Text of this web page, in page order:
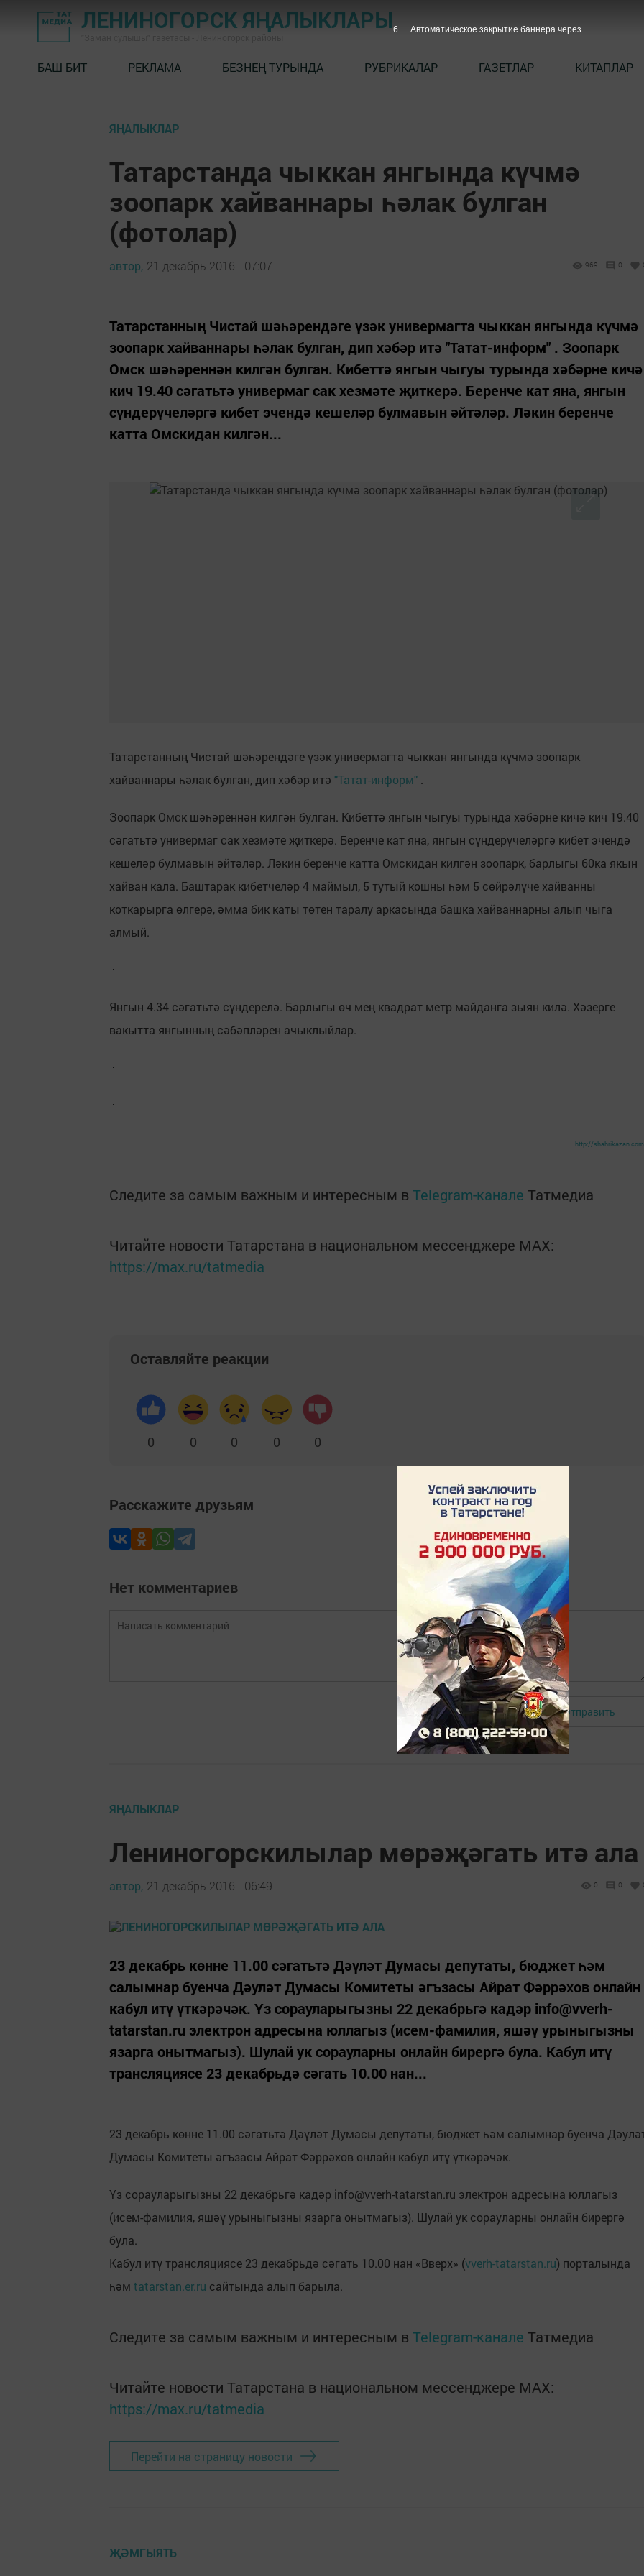
ЛЕНИНОГОРСК ЯҢАЛЫКЛАРЫ
БАШ БИТ РЕКЛАМА БЕЗНЕҢ ТУРЫНДА РУБРИКАЛАР ГАЗЕТЛАР КИТАПЛАР
ЯҢАЛЫКЛАР
Татарстанда чыккан янгында күчмә
зоопарк хайваннары һәлак булган
(фотолар)
автор, 21 декабрь 2016 - 07:07 969 0
Татарстанның Чистай шәһәрендәге үзәк универмагта чыккан янгында күчмә
зоопарк хайваннары һәлак булган, дип хәбәр итә "Татат-информ" . Зоопарк
Омск шәһәреннән килгән булган. Кибеттә янгын чыгуы турында хәбәрне кичә
кич 19.40 сәгатьтә универмаг сак хезмәте җиткерә. Беренче кат яна, янгын
сүндерүчеләргә кибет эчендә кешеләр булмавын әйтәләр. Ләкин беренче
катта Омскидан килгән...
Татарстанның Чистай шәһәрендәге үзәк универмагта чыккан янгында күчмә зоопарк
хайваннары һәлак булган, дип хәбәр итә "Татат-информ" .
Зоопарк Омск шәһәреннән килгән булган. Кибеттә янгын чыгуы турында хәбәрне кичә кич 19.40
сәгатьтә универмаг сак хезмәте җиткерә. Беренче кат яна, янгын сүндерүчеләргә кибет эчендә
кешеләр булмавын әйтәләр. Ләкин беренче катта Омскидан килгән зоопарк, барлыгы 60ка якын
хайван кала. Баштарак кибетчеләр 4 маймыл, 5 тутый кошны һәм 5 сөйрәлүче хайванны
коткарырга өлгерә, әмма бик каты төтен таралу аркасында башка хайваннарны алып чыга
алмый.
Янгын 4.34 сәгатьтә сүндерелә. Барлыгы өч мең квадрат метр мәйданга зыян килә. Хәзерге
вакытта янгынның сәбәпләрен ачыклыйлар.
http://
Следите за самым важным и интересным в Telegram-канале Татмедиа
Читайте новости Татарстана в национальном мессенджере MАХ:
https://max.ru/tatmedia
Оставляйте реакции
0 0 0 0 0
Расскажите друзьям
Нет комментариев
Авторизоваться Отправить
ЯҢАЛЫКЛАР
Лениногорскилылар мөрәҗәгать итә ала
автор, 21 декабрь 2016 - 06:49 0 0
23 декабрь көнне 11.00 сәгатьтә Дәүләт Думасы депутаты, бюджет һәм
салымнар буенча Дәуләт Думасы Комитеты әгъзасы Айрат Фәррәхов онлайн
кабул итү үткәрәчәк. Үз сорауларыгызны 22 декабрьгә кадәр info@vverh-
tatarstan.ru электрон адресына юллагыз (исем-фамилия, яшәү урыныгызны
язарга онытмагыз). Шулай ук сорауларны онлайн бирергә була. Кабул итү
трансляциясе 23 декабрьдә сәгать 10.00 нан...
23 декабрь көнне 11.00 сәгатьтә Дәүләт Думасы депутаты, бюджет һәм салымнар буенча
Думасы Комитеты әгъзасы Айрат Фәррәхов онлайн кабул итү үткәрәчәк.
Үз сорауларыгызны 22 декабрьгә кадәр info@vverh-tatarstan.ru электрон адресына юллагыз
(исем-фамилия, яшәү урыныгызны язарга онытмагыз). Шулай ук сорауларны онлайн бирергә
була.
Кабул итү трансляциясе 23 декабрьдә сәгать 10.00 нан «Вверх» (vverh-tatarstan.ru) порталында
һәм tatarstan.er.ru сайтында алып барыла.
Следите за самым важным и интересным в Telegram-канале Татмедиа
Читайте новости Татарстана в национальном мессенджере MАХ:
https://max.ru/tatmedia
Перейти на страницу новости
ҖӘМГЫЯТЬ
5 Автоматическое закрытие баннера через